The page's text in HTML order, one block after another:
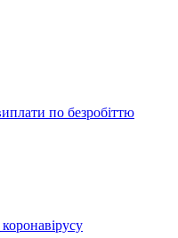
по безробіттю